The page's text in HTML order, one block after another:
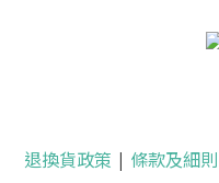
退換貨政策 | 條款及細則